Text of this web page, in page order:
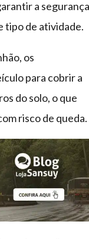
a segurança
tipo de atividade.
os
para cobrir a
do solo, o que
risco de queda.